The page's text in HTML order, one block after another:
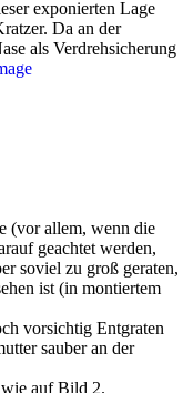
exponierten Lage
Da an der
als Verdrehsicherung
(vor allem, wenn die
geachtet werden,
soviel zu groß geraten,
ist (in montiertem
vorsichtig Entgraten
sauber an der
wie auf Bild 2.